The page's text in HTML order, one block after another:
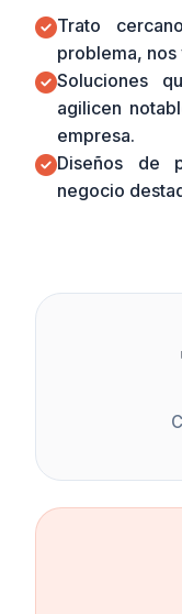
Trato
problema, nos
Soluciones
agilicen
empresa.
Diseños de
negocio